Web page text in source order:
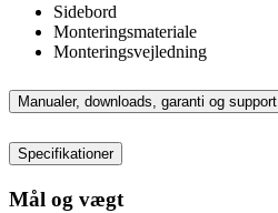
Sidebord
Monteringsmateriale
Monteringsvejledning
Manualer, downloads, garanti og support
Specifikationer
Mål og vægt